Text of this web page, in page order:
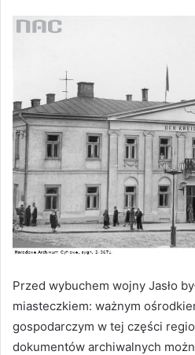
Przed wybuchem wojny Jasło
miasteczkiem: ważnym
gospodarczym w tej części
dokumentów archiwalnych